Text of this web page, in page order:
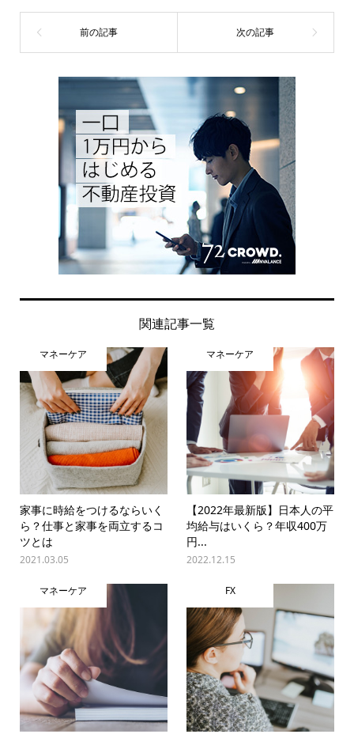
関連記事一覧
マネーケア
家事に時給をつけるならいく
ら？仕事と家事を両立するコ
ツとは
2021.03.05
マネーケア
【2022年最新版】日本人の平
均給与はいくら？年収400万
円...
2022.12.15
マネーケア FX